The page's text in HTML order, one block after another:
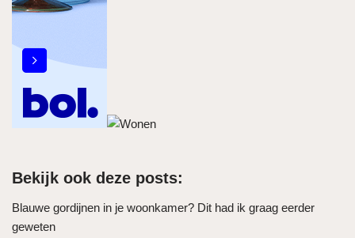
Bekijk ook deze posts:
Blauwe gordijnen in je woonkamer? Dit had ik graag eerder
geweten